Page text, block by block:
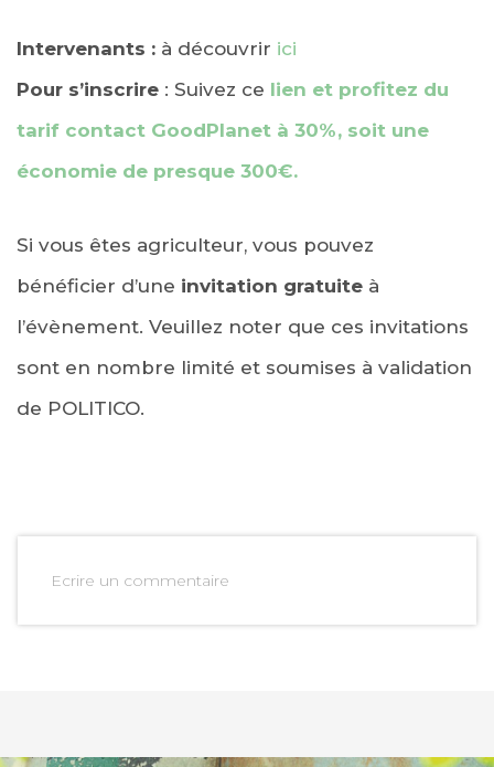
Intervenants : à découvrir ici
Pour s’inscrire : Suivez ce lien et profitez du
tarif contact GoodPlanet à 30%, soit une
économie de presque 300€.
Si vous êtes agriculteur, vous pouvez
bénéficier d’une invitation gratuite à
l’évènement. Veuillez noter que ces invitations
sont en nombre limité et soumises à validation
de POLITICO.
Ecrire un commentaire